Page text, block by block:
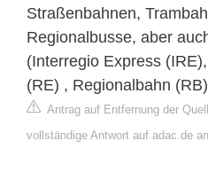
Straßenbahnen,
Regionalbusse, aber
(Interregio Express
(RE) , Regionalbahn
Antrag auf Entfernung der
vollständige Antwort auf adac.de an